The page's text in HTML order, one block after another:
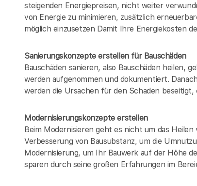
steigenden Energiepreisen, nicht weiter
von Energie zu minimieren, zusätzlich
möglich einzusetzen Damit Ihre Energiekosten
Sanierungskonzepte erstellen für Bauschäden
Bauschäden sanieren, also Bauschäden heilen,
werden aufgenommen und dokumentiert.
werden die Ursachen für den Schaden
Modernisierungskonzepte erstellen
Beim Modernisieren geht es nicht um das
Verbesserung von Bausubstanz, um die
Modernisierung, um Ihr Bauwerk auf der Höhe
sparen durch seine großen Erfahrungen im